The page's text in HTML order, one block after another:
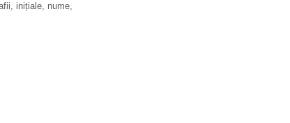
inițiale, nume,